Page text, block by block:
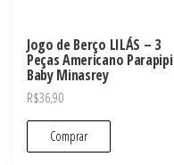
Jogo de Berço LILÁS – 3
Peças Americano Parapipi
Baby Minasrey
R$36,90
Comprar